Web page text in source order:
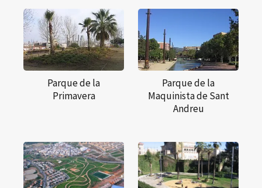
Parque de la
Primavera
Parque de la
Maquinista de Sant
Andreu